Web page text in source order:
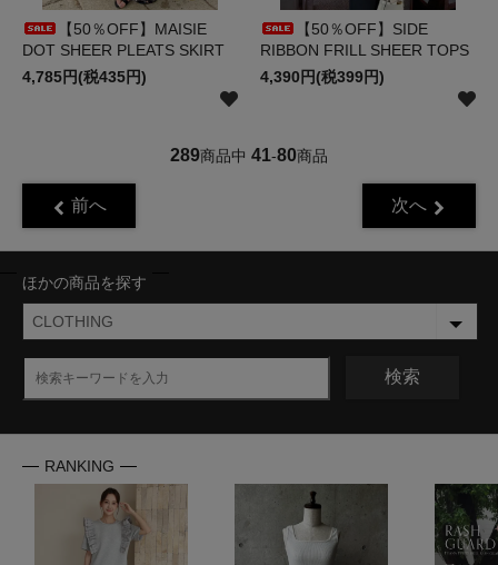
【50％OFF】MAISIE
DOT SHEER PLEATS SKIRT
4,785円(税435円)
【50％OFF】SIDE
RIBBON FRILL SHEER TOPS
4,390円(税399円)
289商品中 41-80商品
前へ 次へ
ほかの商品を探す
検索
RANKING